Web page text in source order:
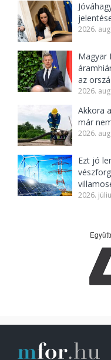
2026.
Magyar
az
2026.
Akkora
már
2026.
Ezt jó
2026.